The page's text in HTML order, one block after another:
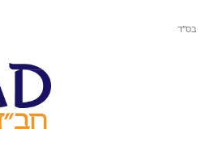
בס”ד